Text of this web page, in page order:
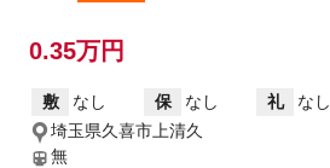
0.35万円
敷 なし 保 なし 礼
なし
埼玉県久喜市上清久
無